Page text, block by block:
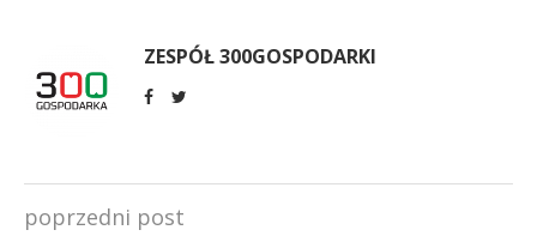
ZESPÓŁ 300GOSPODARKI
poprzedni post